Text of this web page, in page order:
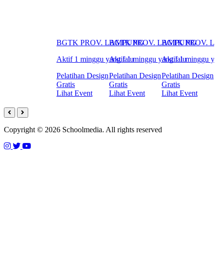
BGTK PROV. LAMPUNG
Aktif 1 minggu yang lalu
Pelatihan Design
Gratis
Lihat Event
BGTK PROV. LAMPUNG
Aktif 1 minggu yang lalu
Pelatihan Design
Gratis
Lihat Event
BGTK PROV.
Aktif 1 minggu
Pelatihan Design
Gratis
Lihat Event
Copyright © 2026 Schoolmedia. All rights reserved